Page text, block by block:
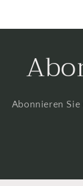
Abonnieren